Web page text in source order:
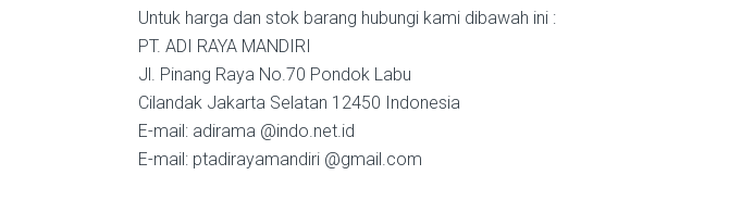
Untuk harga dan stok barang hubungi kami dibawah ini :
PT. ADI RAYA MANDIRI
Jl. Pinang Raya No.70 Pondok Labu
Cilandak Jakarta Selatan 12450 Indonesia
E-mail: adirama @indo.net.id
E-mail: ptadirayamandiri @gmail.com